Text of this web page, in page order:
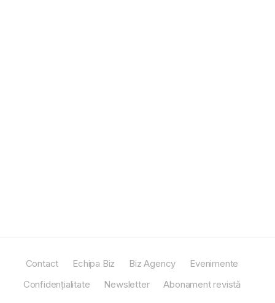
Contact Echipa Biz Biz Agency
Evenimente
Confidențialitate
Newsletter Abonament revistă